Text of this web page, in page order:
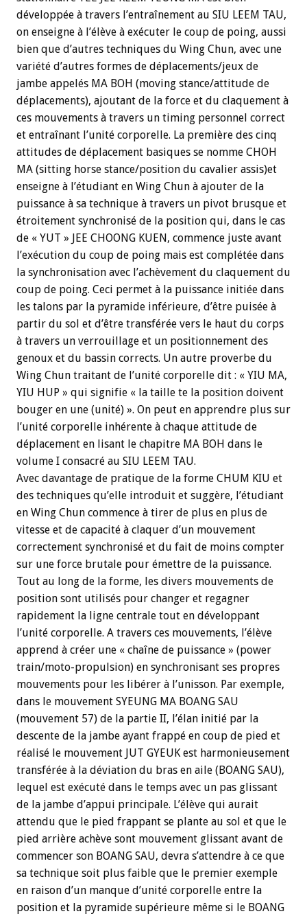
développée à travers l’entraînement au SIU LEEM TAU,
on enseigne à l’élève à exécuter le coup de poing, aussi
bien que d’autres techniques du Wing Chun, avec une
variété d’autres formes de déplacements/jeux de
jambe appelés MA BOH (moving stance/attitude de
déplacements), ajoutant de la force et du claquement à
ces mouvements à travers un timing personnel correct
et entraînant l’unité corporelle. La première des cinq
attitudes de déplacement basiques se nomme CHOH
MA (sitting horse stance/position du cavalier assis)et
enseigne à l’étudiant en Wing Chun à ajouter de la
puissance à sa technique à travers un pivot brusque et
étroitement synchronisé de la position qui, dans le cas
de « YUT » JEE CHOONG KUEN, commence juste avant
l’exécution du coup de poing mais est complétée dans
la synchronisation avec l’achèvement du claquement du
coup de poing. Ceci permet à la puissance initiée dans
les talons par la pyramide inférieure, d’être puisée à
partir du sol et d’être transférée vers le haut du corps
à travers un verrouillage et un positionnement des
genoux et du bassin corrects. Un autre proverbe du
Wing Chun traitant de l’unité corporelle dit : « YIU MA,
YIU HUP » qui signifie « la taille te la position doivent
bouger en une (unité) ». On peut en apprendre plus sur
l’unité corporelle inhérente à chaque attitude de
déplacement en lisant le chapitre MA BOH dans le
volume I consacré au SIU LEEM TAU.
Avec davantage de pratique de la forme CHUM KIU et
des techniques qu’elle introduit et suggère, l’étudiant
en Wing Chun commence à tirer de plus en plus de
vitesse et de capacité à claquer d’un mouvement
correctement synchronisé et du fait de moins compter
sur une force brutale pour émettre de la puissance.
Tout au long de la forme, les divers mouvements de
position sont utilisés pour changer et regagner
rapidement la ligne centrale tout en développant
l’unité corporelle. A travers ces mouvements, l’élève
apprend à créer une « chaîne de puissance » (power
train/moto-propulsion) en synchronisant ses propres
mouvements pour les libérer à l’unisson. Par exemple,
dans le mouvement SYEUNG MA BOANG SAU
(mouvement 57) de la partie II, l’élan initié par la
descente de la jambe ayant frappé en coup de pied et
réalisé le mouvement JUT GYEUK est harmonieusement
transférée à la déviation du bras en aile (BOANG SAU),
lequel est exécuté dans le temps avec un pas glissant
de la jambe d’appui principale. L’élève qui aurait
attendu que le pied frappant se plante au sol et que le
pied arrière achève sont mouvement glissant avant de
commencer son BOANG SAU, devra s’attendre à ce que
sa technique soit plus faible que le premier exemple
en raison d’un manque d’unité corporelle entre la
position et la pyramide supérieure même si le BOANG